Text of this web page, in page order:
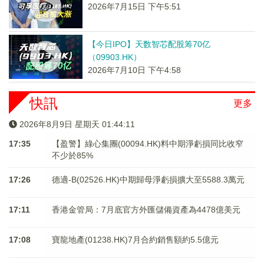
2026年7月15日 下午5:51
【今日IPO】天数智芯配股筹70亿
（09903.HK）
2026年7月10日 下午4:58
更多
快訊
2026年8月9日 星期天 01:44:12
17:35
【盈警】綠心集團(00094.HK)料中期淨虧損同比收窄
不少於85%
17:26 德適-B(02526.HK)中期歸母淨虧損擴大至5588.3萬元
17:11 香港金管局：7月底官方外匯儲備資產為4478億美元
17:08 寶龍地產(01238.HK)7月合約銷售額約5.5億元